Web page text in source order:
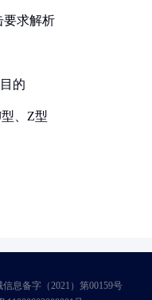
要求解析
的
、Z型
息备字（2021）第00159号